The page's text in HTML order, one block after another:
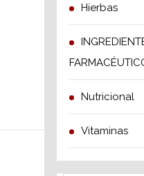
Hierbas
Nutricional
Vitaminas